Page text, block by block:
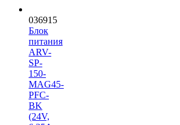
036915
Блок
питания
ARV-
SP-
150-
MAG45-
PFC-
BK
(24V,